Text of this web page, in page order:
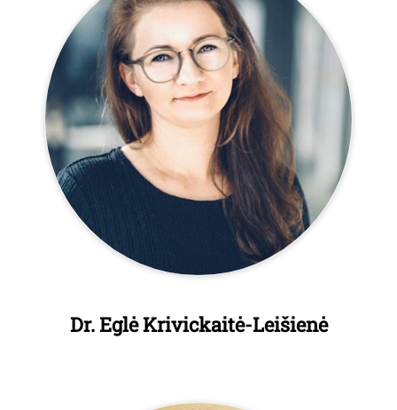
Dr. Eglė Krivickaitė-Leišienė